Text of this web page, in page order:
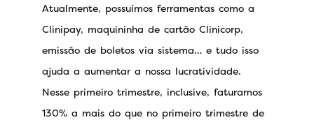
Atualmente, possuímos ferramentas como a
Clinipay, maquininha de cartão Clinicorp,
emissão de boletos via sistema… e tudo isso
ajuda a aumentar a nossa lucratividade.
Nesse primeiro trimestre, inclusive, faturamos
130% a mais do que no primeiro trimestre de